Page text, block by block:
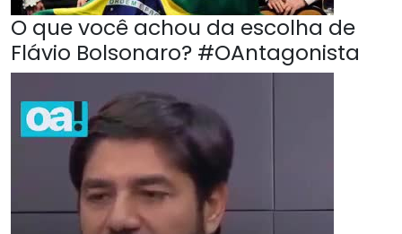
O que você achou da escolha de
Flávio Bolsonaro? #OAntagonista